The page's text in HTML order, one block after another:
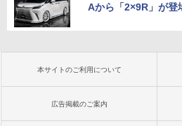
Aから「2×9R」が登
本サイトのご利用について
広告掲載のご案内